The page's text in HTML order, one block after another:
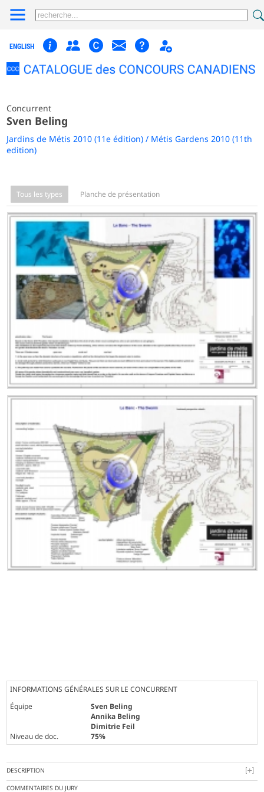
ENGLISH
Concurrent
Sven Beling
Jardins de Métis 2010 (11e édition) / Métis Gardens 2010 (11th
edition)
Tous les types Planche de présentation
INFORMATIONS GÉNÉRALES SUR LE CONCURRENT
Équipe
Sven Beling
Annika Beling
Dimitrie Feil
Niveau de doc.
75%
DESCRIPTION
COMMENTAIRES DU JURY